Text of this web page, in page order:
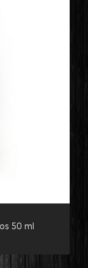
50 ml